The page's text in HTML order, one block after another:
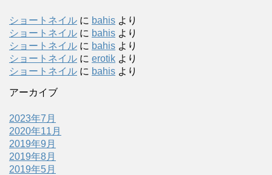
ショートネイル に bahis より
ショートネイル に bahis より
ショートネイル に bahis より
ショートネイル に erotik より
ショートネイル に bahis より
アーカイブ
2023年7月
2020年11月
2019年9月
2019年8月
2019年5月